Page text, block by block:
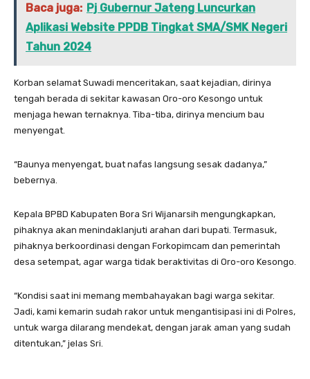
Baca juga: Pj Gubernur Jateng Luncurkan
Aplikasi Website PPDB Tingkat SMA/SMK Negeri
Tahun 2024
Korban selamat Suwadi menceritakan, saat kejadian, dirinya
tengah berada di sekitar kawasan Oro-oro Kesongo untuk
menjaga hewan ternaknya. Tiba-tiba, dirinya mencium bau
menyengat.
“Baunya menyengat, buat nafas langsung sesak dadanya,”
bebernya.
Kepala BPBD Kabupaten Bora Sri Wijanarsih mengungkapkan,
pihaknya akan menindaklanjuti arahan dari bupati. Termasuk,
pihaknya berkoordinasi dengan Forkopimcam dan pemerintah
desa setempat, agar warga tidak beraktivitas di Oro-oro Kesongo.
“Kondisi saat ini memang membahayakan bagi warga sekitar.
Jadi, kami kemarin sudah rakor untuk mengantisipasi ini di Polres,
untuk warga dilarang mendekat, dengan jarak aman yang sudah
ditentukan,” jelas Sri.